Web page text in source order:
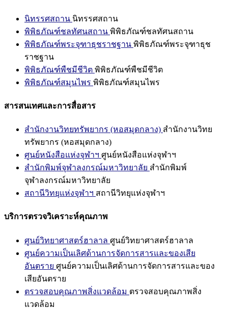
นิทรรศสถาน นิทรรศสถาน
พิพิธภัณฑ์ชลทัศนสถาน พิพิธภัณฑ์ชลทัศนสถาน
พิพิธภัณฑ์พระจุฑาธุชราชฐาน พิพิธภัณฑ์พระจุฑาธุช
ราชฐาน
พิพิธภัณฑ์พืชมีชีวิต พิพิธภัณฑ์พืชมีชีวิต
พิพิธภัณฑ์สมุนไพร พิพิธภัณฑ์สมุนไพร
สารสนเทศและการสื่อสาร
สำนักงานวิทยทรัพยากร (หอสมุดกลาง) สำนักงานวิทย
ทรัพยากร (หอสมุดกลาง)
ศูนย์หนังสือแห่งจุฬาฯ ศูนย์หนังสือแห่งจุฬาฯ
สำนักพิมพ์จุฬาลงกรณ์มหาวิทยาลัย สำนักพิมพ์
จุฬาลงกรณ์มหาวิทยาลัย
สถานีวิทยุแห่งจุฬาฯ สถานีวิทยุแห่งจุฬาฯ
บริการตรวจวิเคราะห์คุณภาพ
ศูนย์วิทยาศาสตร์ฮาลาล ศูนย์วิทยาศาสตร์ฮาลาล
ศูนย์ความเป็นเลิศด้านการจัดการสารและของเสีย
อันตราย ศูนย์ความเป็นเลิศด้านการจัดการสารและของ
เสียอันตราย
ตรวจสอบคุณภาพสิ่งแวดล้อม ตรวจสอบคุณภาพสิ่ง
แวดล้อม